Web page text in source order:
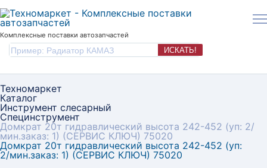
Комплексные поставки автозапчастей
ИСКАТЬ!
Техномаркет
Каталог
Инструмент слесарный
Специнструмент
Домкрат 20т гидравлический высота 242-452 (уп: 2/
мин.заказ: 1) (СЕРВИС КЛЮЧ) 75020
Домкрат 20т гидравлический высота 242-452 (уп:
2/мин.заказ: 1) (СЕРВИС КЛЮЧ) 75020